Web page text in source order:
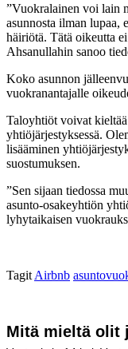
”Vuokralainen voi lain
asunnosta ilman lupaa,
häiriötä. Tätä oikeutta
Ahsanullahin sanoo
Koko asunnon
vuokranantajalle
Taloyhtiöt voivat
yhtiöjärjestyksessä.
lisääminen
suostumuksen.
”Sen sijaan tiedossa
asunto-osakeyhtiön
lyhytaikaisen
Tagit Airbnb
Mitä mieltä olit